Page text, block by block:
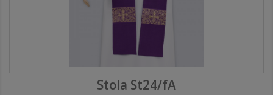
Stola St24/fA